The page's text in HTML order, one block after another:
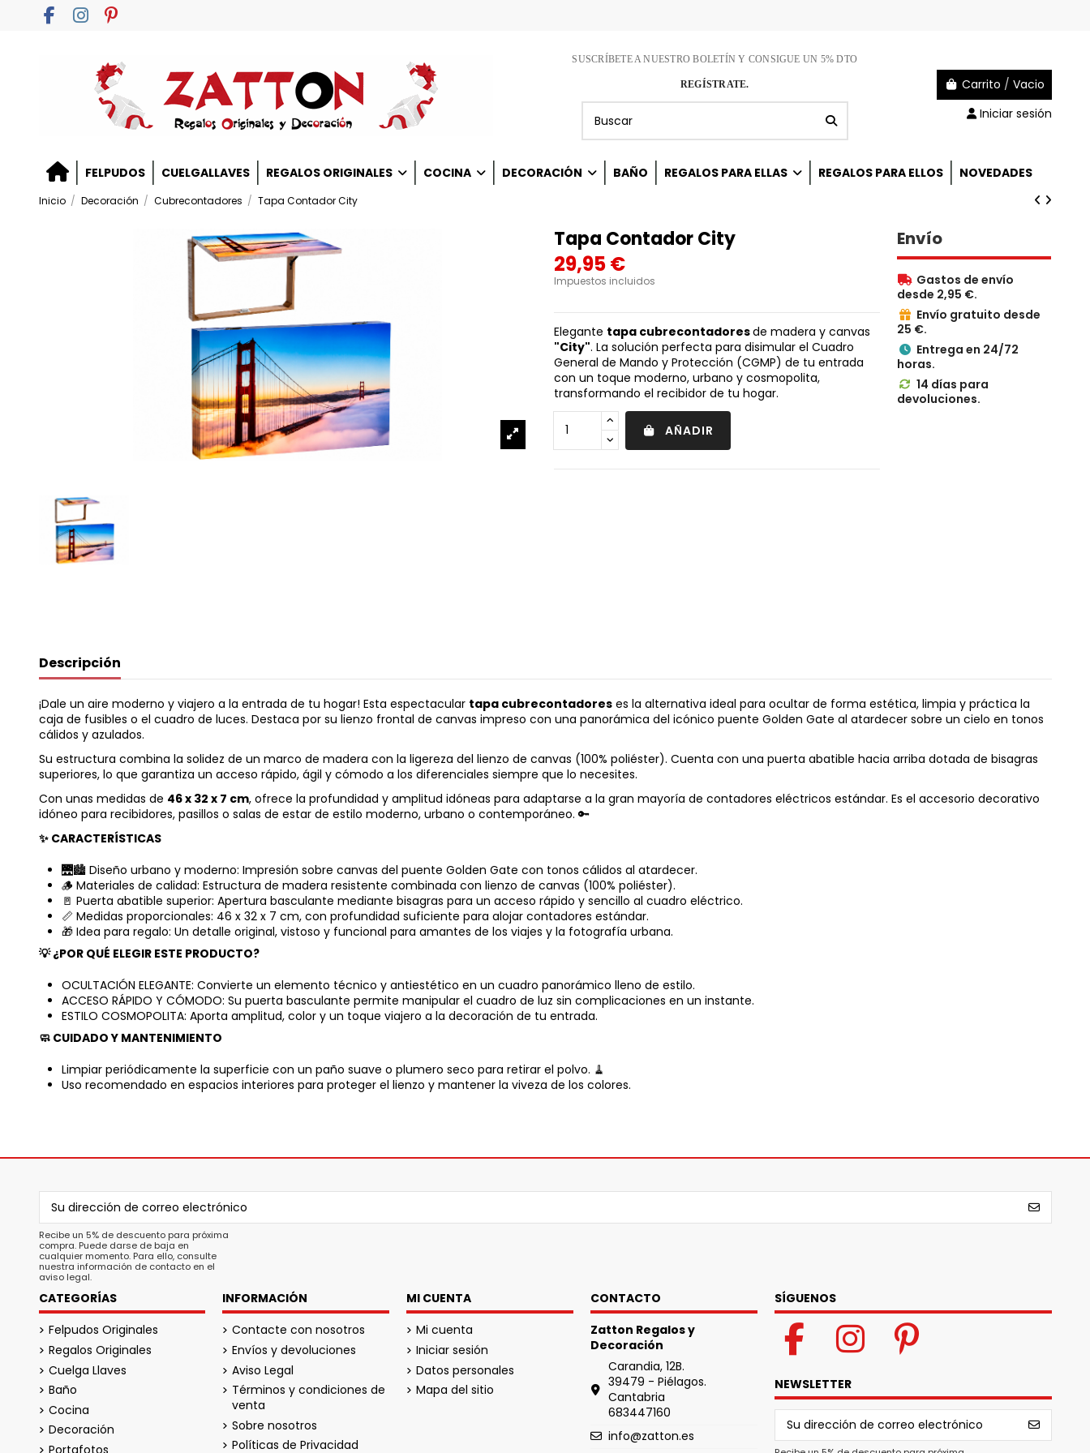
SUSCRÍBETE A NUESTRO BOLETÍN Y CONSIGUE UN 5% DTO
REGÍSTRATE. Carrito / Vacio
Iniciar sesión
FELPUDOS CUELGALLAVES REGALOS ORIGINALES COCINA DECORACIÓN BAÑO REGALOS PARA ELLAS REGALOS PARA ELLOS NOVEDADES
Inicio Decoración Cubrecontadores Tapa Contador City
Tapa Contador City
29,95 €
Impuestos incluidos
Elegante tapa cubrecontadoresde madera y canvas
"City". La solución perfecta para disimular el Cuadro
General de Mando y Protección (CGMP) de tu entrada
con un toque moderno, urbano y cosmopolita,
transformando el recibidor de tu hogar.
AÑADIR
Envío
 Gastos de envío
desde 2,95 €.
 Envío gratuito desde
25 €.
 Entrega en 24/72
horas.
 14 días para
devoluciones.
Descripción
¡Dale un aire moderno y viajero a la entrada de tu hogar! Esta espectacular tapa cubrecontadoreses la alternativa ideal para ocultar de forma estética, limpia y práctica la
caja de fusibles o el cuadro de luces. Destaca por su lienzo frontal de canvas impreso con una panorámica del icónico puente Golden Gate al atardecer sobre un cielo en tonos
cálidos y azulados.
Su estructura combina la solidez de un marco de madera con la ligereza del lienzo de canvas (100% poliéster). Cuenta con una puerta abatible hacia arriba dotada de bisagras
superiores, lo que garantiza un acceso rápido, ágil y cómodo a los diferenciales siempre que lo necesites.
Con unas medidas de 46 x 32 x 7 cm, ofrece la profundidad y amplitud idóneas para adaptarse a la gran mayoría de contadores eléctricos estándar. Es el accesorio decorativo
idóneo para recibidores, pasillos o salas de estar de estilo moderno, urbano o contemporáneo. 🔑
✨ CARACTERÍSTICAS
🌉🏙️ Diseño urbano y moderno: Impresión sobre canvas del puente Golden Gate con tonos cálidos al atardecer.
🪵 Materiales de calidad: Estructura de madera resistente combinada con lienzo de canvas (100% poliéster).
🚪 Puerta abatible superior: Apertura basculante mediante bisagras para un acceso rápido y sencillo al cuadro eléctrico.
📏 Medidas proporcionales: 46 x 32 x 7 cm, con profundidad suficiente para alojar contadores estándar.
🎁 Idea para regalo: Un detalle original, vistoso y funcional para amantes de los viajes y la fotografía urbana.
💡 ¿POR QUÉ ELEGIR ESTE PRODUCTO?
OCULTACIÓN ELEGANTE: Convierte un elemento técnico y antiestético en un cuadro panorámico lleno de estilo.
ACCESO RÁPIDO Y CÓMODO: Su puerta basculante permite manipular el cuadro de luz sin complicaciones en un instante.
ESTILO COSMOPOLITA: Aporta amplitud, color y un toque viajero a la decoración de tu entrada.
🧼 CUIDADO Y MANTENIMIENTO
Limpiar periódicamente la superficie con un paño suave o plumero seco para retirar el polvo. 🧹
Uso recomendado en espacios interiores para proteger el lienzo y mantener la viveza de los colores.
Recibe un 5% de descuento para próxima
compra. Puede darse de baja en
cualquier momento. Para ello, consulte
nuestra información de contacto en el
aviso legal.
CATEGORÍAS
Felpudos Originales
Regalos Originales
Cuelga Llaves
Baño
Cocina
Decoración
Portafotos
INFORMACIÓN
Contacte con nosotros
Envíos y devoluciones
Aviso Legal
Términos y condiciones de
venta
Sobre nosotros
Políticas de Privacidad
MI CUENTA
Mi cuenta
Iniciar sesión
Datos personales
Mapa del sitio
CONTACTO
Zatton Regalos y
Decoración
Carandia, 12B.
39479 - Piélagos.
Cantabria
683447160
info@zatton.es
SÍGUENOS
NEWSLETTER